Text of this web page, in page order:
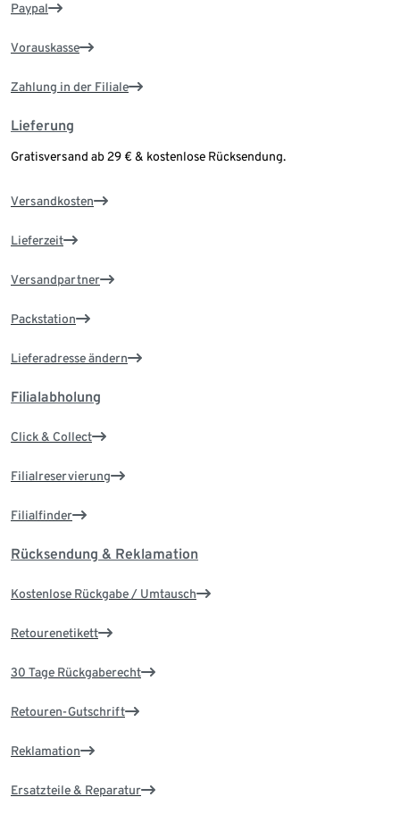
Paypal
Vorauskasse
Zahlung in der Filiale
Lieferung
Gratisversand ab 29 € & kostenlose Rücksendung.
Versandkosten
Lieferzeit
Versandpartner
Packstation
Lieferadresse ändern
Filialabholung
Click & Collect
Filialreservierung
Filialfinder
Rücksendung & Reklamation
Kostenlose Rückgabe / Umtausch
Retourenetikett
30 Tage Rückgaberecht
Retouren-Gutschrift
Reklamation
Ersatzteile & Reparatur